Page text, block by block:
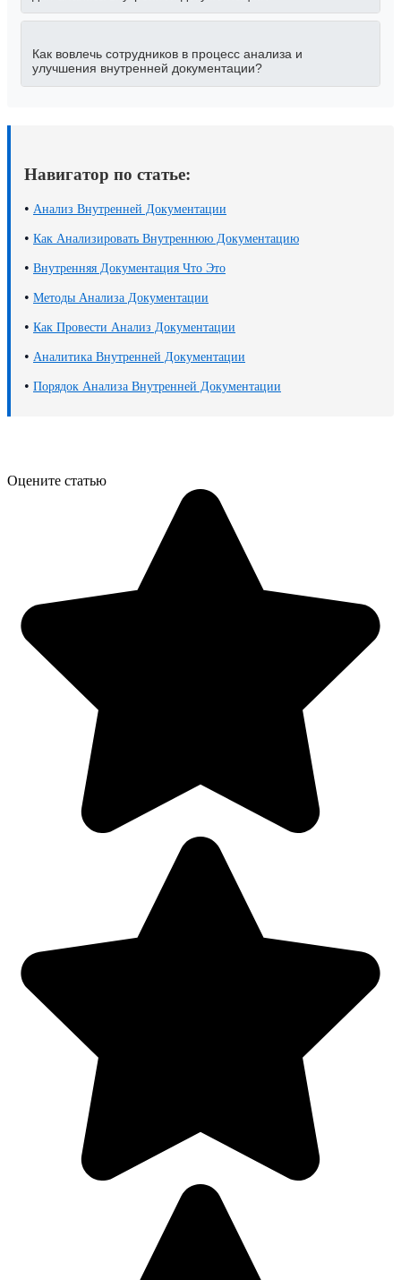
Как вовлечь сотрудников в процесс анализа и
улучшения внутренней документации?
Навигатор по статье:
• Анализ Внутренней Документации
• Как Анализировать Внутреннюю Документацию
• Внутренняя Документация Что Это
• Методы Анализа Документации
• Как Провести Анализ Документации
• Аналитика Внутренней Документации
• Порядок Анализа Внутренней Документации
Оцените статью